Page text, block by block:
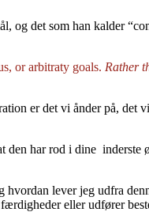
det som han kalder
or arbitraty goals. Rather
er det vi ånder på,
har rod i dine inderste
lever jeg udfra
eller udfører